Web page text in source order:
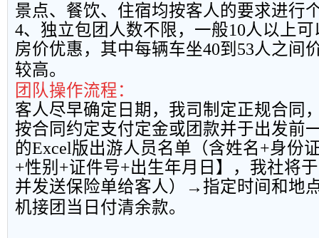
景点、餐饮、住宿均按客人的要求进行
4、独立包团人数不限，一般10人以上
房价优惠，其中每辆车坐40到 53人之间
较高。
团队操作流程：
客人尽早确定日期，我司制定正规合同
按合同约定支付定金或团款并于出发前
的Excel版出游人员名单（含姓名+身份
+性别 +证件号+出生年月日】，我社将
并发送保险单给客人）→指定时间和地
机接团当日付清余款。